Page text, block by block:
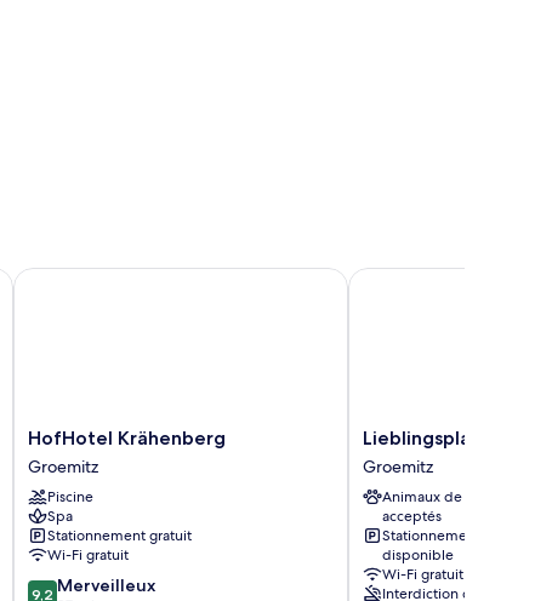
HofHotel
Krähenberg
Groemitz
HofHotel Krähenberg
Groemitz
Piscine
Spa
Stationnement gratuit
Wi-Fi gratuit
9.2
9,2 Merveilleux
HofHotel Krähenberg
Lieblingsplatz
Hotel
Seedeich
Groemitz
Lieblingsplatz Hotel
Groemitz
Animaux de compagnie
acceptés
Stationnement
disponible
Wi-Fi gratuit
Interdiction de fumer
Lieblingsplatz Hotel